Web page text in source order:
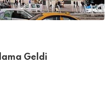
Geldi